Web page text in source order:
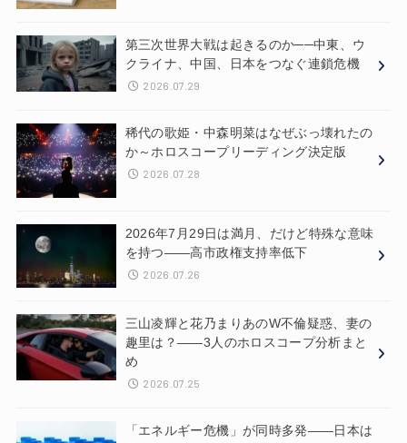
第三次世界大戦は起きるのか──中東、ウ
クライナ、中国、日本をつなぐ連鎖危機
2026.07.29
稀代の歌姫・中森明菜はなぜぶっ壊れたの
か～ホロスコープリーディング決定版
2026.07.28
2026年7月29日は満月、だけど特殊な意味
を持つ——高市政権支持率低下
2026.07.26
三山凌輝と花乃まりあのW不倫疑惑、妻の
趣里は？——3人のホロスコープ分析まと
め
2026.07.25
「エネルギー危機」が同時多発——日本は